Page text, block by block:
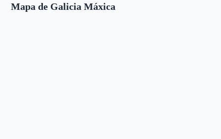
Mapa de Galicia Máxica